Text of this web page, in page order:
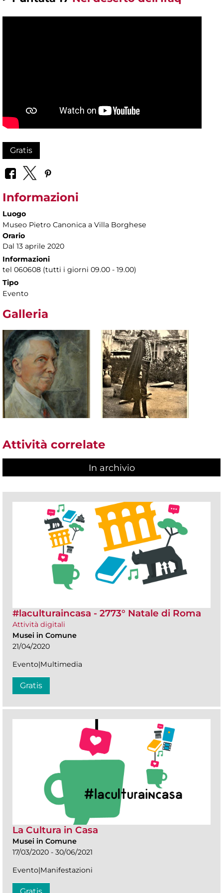
Gratis
Informazioni
Luogo
Museo Pietro Canonica a Villa Borghese
Orario
Dal 13 aprile 2020
Informazioni
tel 060608 (tutti i giorni 09.00 - 19.00)
Tipo
Evento
Galleria
Attività correlate
In archivio
#laculturaincasa - 2773° Natale di Roma
Attività digitali
Musei in Comune
21/04/2020
Evento|Multimedia
Gratis
La Cultura in Casa
Musei in Comune
17/03/2020 - 30/06/2021
Evento|Manifestazioni